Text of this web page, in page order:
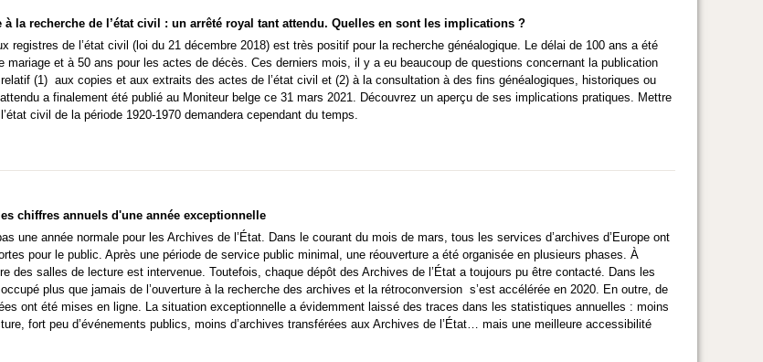
à la recherche de l’état civil : un arrêté royal tant attendu. Quelles en sont les implications ?
registres de l’état civil (loi du 21 décembre 2018) est très positif pour la recherche généalogique. Le délai de 100 ans a été
mariage et à 50 ans pour les actes de décès. Ces derniers mois, il y a eu beaucoup de questions concernant la publication
relatif (1) aux copies et aux extraits des actes de l’état civil et (2) à la consultation à des fins généalogiques, historiques ou
a finalement été publié au Moniteur belge ce 31 mars 2021. Découvrez un aperçu de ses implications pratiques. Mettre
civil de la période 1920-1970 demandera cependant du temps.
chiffres annuels d'une année exceptionnelle
une année normale pour les Archives de l’État. Dans le courant du mois de mars, tous les services d’archives d’Europe ont
pour le public. Après une période de service public minimal, une réouverture a été organisée en plusieurs phases. À
des salles de lecture est intervenue. Toutefois, chaque dépôt des Archives de l’État a toujours pu être contacté. Dans les
plus que jamais de l’ouverture à la recherche des archives et la rétroconversion s’est accélérée en 2020. En outre, de
ont été mises en ligne. La situation exceptionnelle a évidemment laissé des traces dans les statistiques annuelles : moins
fort peu d’événements publics, moins d’archives transférées aux Archives de l’État… mais une meilleure accessibilité